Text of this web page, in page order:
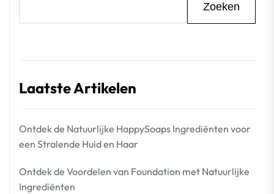
Zoeken
Laatste Artikelen
Ontdek de Natuurlijke HappySoaps Ingrediënten voor
een Stralende Huid en Haar
Ontdek de Voordelen van Foundation met Natuurlijke
Ingrediënten